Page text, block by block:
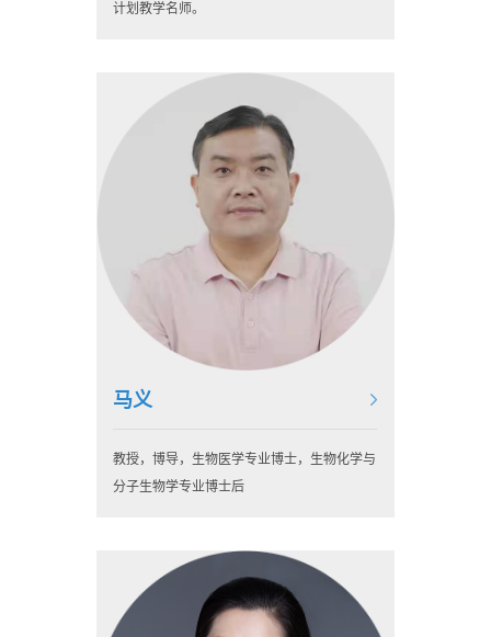
计划教学名师。
马义
教授，博导，生物医学专业博士，生物化学与
分子生物学专业博士后